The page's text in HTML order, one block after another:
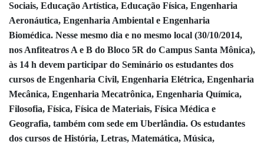
Sociais, Educação Artística, Educação Física, Engenharia
Aeronáutica, Engenharia Ambiental e Engenharia
Biomédica. Nesse mesmo dia e no mesmo local (30/10/2014,
nos Anfiteatros A e B do Bloco 5R do Campus Santa Mônica),
às 14 h devem participar do Seminário os estudantes dos
cursos de Engenharia Civil, Engenharia Elétrica, Engenharia
Mecânica, Engenharia Mecatrônica, Engenharia Química,
Filosofia, Física, Física de Materiais, Física Médica e
Geografia, também com sede em Uberlândia. Os estudantes
dos cursos de História, Letras, Matemática, Música,